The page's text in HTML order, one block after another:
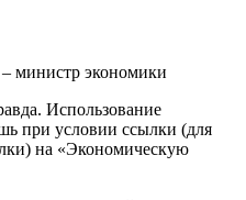
министр экономики
Использование
при условии ссылки (для
на «Экономическую